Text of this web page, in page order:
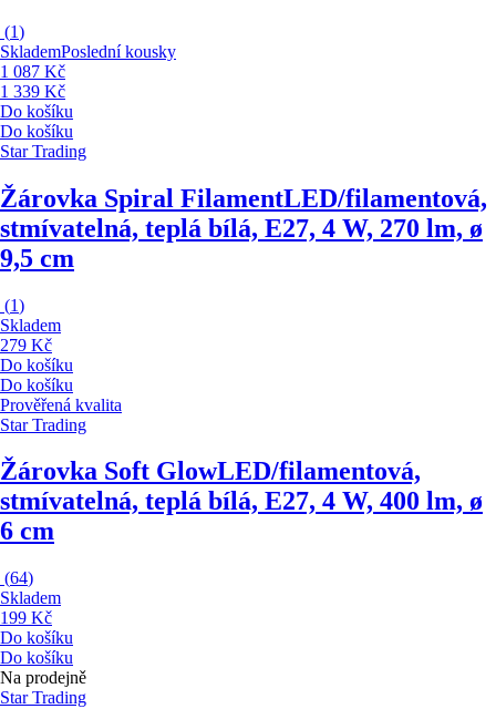
(1)
SklademPoslední kousky
1 087 Kč
1 339 Kč
Do košíku
Do košíku
Star Trading
Žárovka Spiral FilamentLED/filamentová,
stmívatelná, teplá bílá, E27, 4 W, 270 lm, ø
9,5 cm
(1)
Skladem
279 Kč
Do košíku
Do košíku
Prověřená kvalita
Star Trading
Žárovka Soft GlowLED/filamentová,
stmívatelná, teplá bílá, E27, 4 W, 400 lm, ø
6 cm
(64)
Skladem
199 Kč
Do košíku
Do košíku
Na prodejně
Star Trading